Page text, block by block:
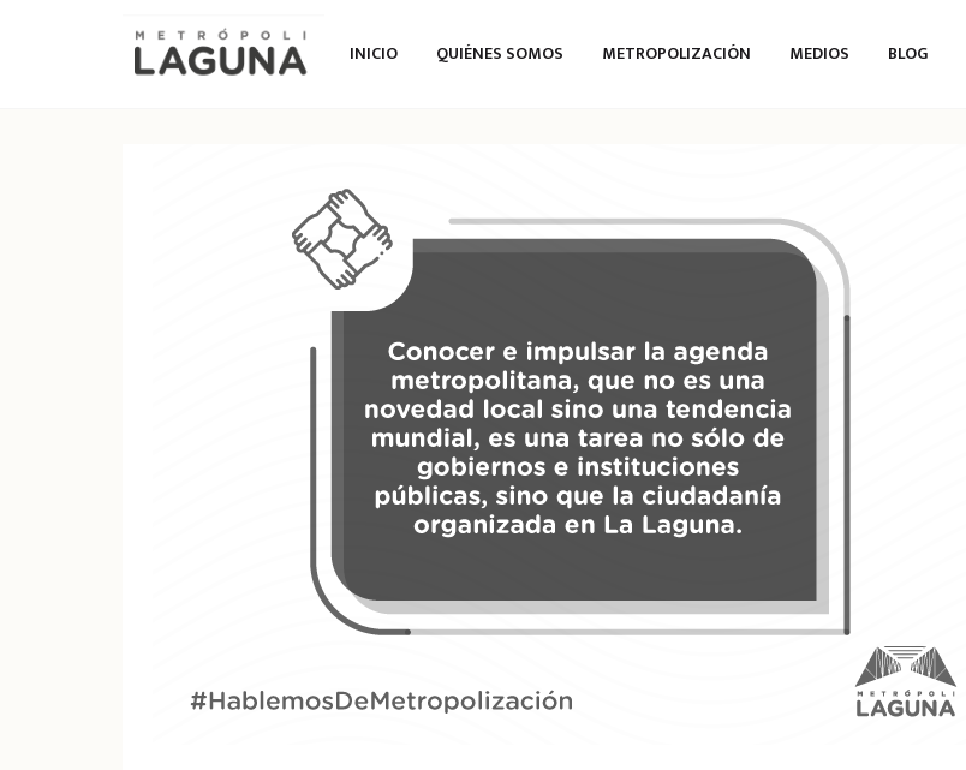
INICIO QUIÉNES SOMOS METROPOLIZACIÓN MEDIOS BLOG